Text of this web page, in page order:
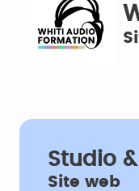
Studio &
Site web